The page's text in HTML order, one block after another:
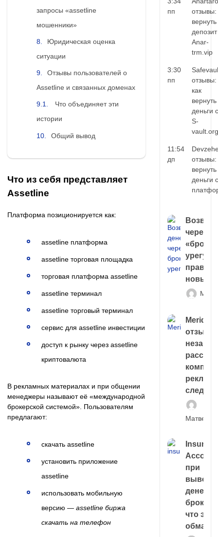
запросы «assetline
мошенники»
Юридическая оценка
ситуации
Отзывы пользователей о
Assetline и связанных доменах
Что объединяет эти
истории
Общий вывод
Что из себя представляет
Assetline
Платформа позиционируется как:
assetline платформа
assetline торговая площадка
торговая платформа assetline
assetline терминал
assetline торговый терминал
сервис для assetline инвестиции
доступ к рынку через assetline
криптовалюта
В рекламных материалах и при общении
менеджеры называют её «международной
брокерской системой». Пользователям
предлагают:
скачать assetline
установить приложение
assetline
использовать мобильную
версию — assetline биржа
скачать на телефон
пп
отзывы:
вернуть
Anar-
trm.vip
3:30
пп
отзывы:
как
вернуть
деньги с
S-
vault.org
11:54
дп
отзывы:
вернуть
деньги с
через
правда
новый
следа
Матвей
Account
при
выводе
денег у
что это,
обман?